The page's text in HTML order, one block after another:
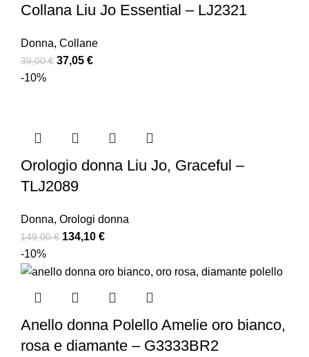
Collana Liu Jo Essential – LJ2321
Donna, Collane
39,00€ 37,05 €
-10%
Orologio donna Liu Jo, Graceful –
TLJ2089
Donna, Orologi donna
149,00€ 134,10 €
-10%
Anello donna Polello Amelie oro bianco,
rosa e diamante – G3333BR2